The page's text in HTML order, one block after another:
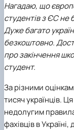
Нагадаю, що
студентів з ЄС не
Дуже багато
безкоштовно.
про закінчення
студент.
За різними
тисяч українців.
недолугим
фахівців в